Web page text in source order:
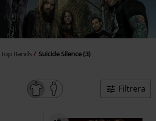
-
Alternativt
Mode
Top Bands Suicide Silence (3)
Filtrera